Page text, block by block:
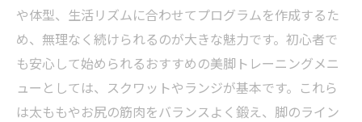
や体型、生活リズムに合わせてプログラムを作成するた
め、無理なく続けられるのが大きな魅力です。初心者で
も安心して始められるおすすめの美脚トレーニングメニ
ューとしては、スクワットやランジが基本です。これら
は太ももやお尻の筋肉をバランスよく鍛え、脚のライン